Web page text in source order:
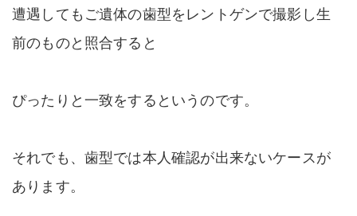
遭遇してもご遺体の歯型をレントゲンで撮影し生
前のものと照合すると
ぴったりと一致をするというのです。
それでも、歯型では本人確認が出来ないケースが
あります。